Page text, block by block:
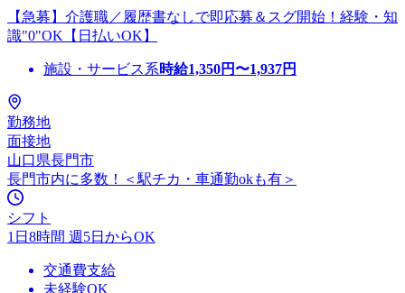
【急募】介護職／履歴書なしで即応募＆スグ開始！経験・知
識"0"OK【日払いOK】
施設・サービス系時給1,350円〜1,937円
勤務地
面接地
山口県長門市
長門市内に多数！＜駅チカ・車通勤okも有＞
シフト
1日8時間 週5日からOK
交通費支給
未経験OK